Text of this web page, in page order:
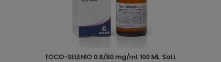
TOCO-SELENIO 0.8/80 mg/ml. 100 ML. Sol.i.